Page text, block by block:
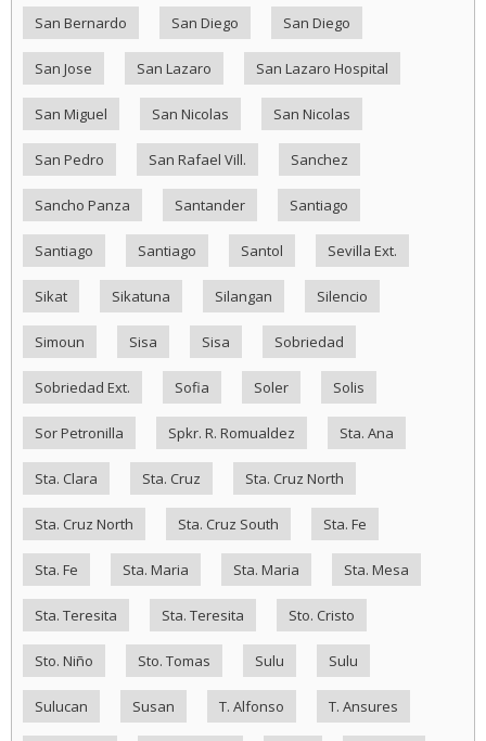
San Bernardo San Diego San Diego
San Jose San Lazaro San Lazaro Hospital
San Miguel San Nicolas San Nicolas
San Pedro San Rafael Vill. Sanchez
Sancho Panza Santander Santiago
Santiago Santiago Santol Sevilla Ext.
Sikat Sikatuna Silangan Silencio
Simoun Sisa Sisa Sobriedad
Sobriedad Ext. Sofia Soler Solis
Sor Petronilla Spkr. R. Romualdez Sta. Ana
Sta. Clara Sta. Cruz Sta. Cruz North
Sta. Cruz North Sta. Cruz South Sta. Fe
Sta. Fe Sta. Maria Sta. Maria Sta. Mesa
Sta. Teresita Sta. Teresita Sto. Cristo
Sto. Niño Sto. Tomas Sulu Sulu
Sulucan Susan T. Alfonso T. Ansures